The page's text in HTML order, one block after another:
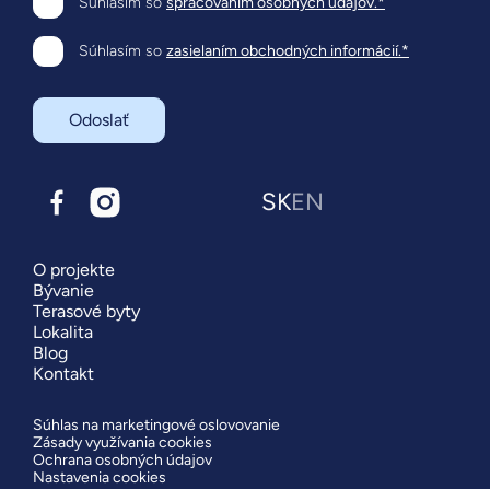
Súhlasím so zasielaním obchodných informácií.*
Odoslať
O projekte
Bývanie
Terasové byty
Lokalita
Blog
Kontakt
Súhlas na marketingové oslovovanie
Zásady využívania cookies
Ochrana osobných údajov
Nastavenia cookies
SKEN